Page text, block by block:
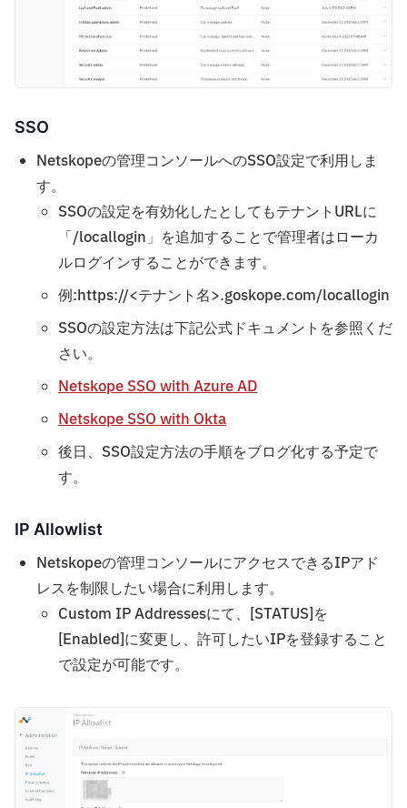
SSO
Netskopeの管理コンソールへのSSO設定で利用しま
す。
SSOの設定を有効化したとしてもテナントURLに
「/locallogin」を追加することで管理者はローカ
ルログインすることができます。
例:https://<テナント名>.goskope.com/locallogin
SSOの設定方法は下記公式ドキュメントを参照くだ
さい。
Netskope SSO with Azure AD
Netskope SSO with Okta
後日、SSO設定方法の手順をブログ化する予定で
す。
IP Allowlist
Netskopeの管理コンソールにアクセスできるIPアド
レスを制限したい場合に利用します。
Custom IP Addressesにて、[STATUS]を
[Enabled]に変更し、許可したいIPを登録すること
で設定が可能です。